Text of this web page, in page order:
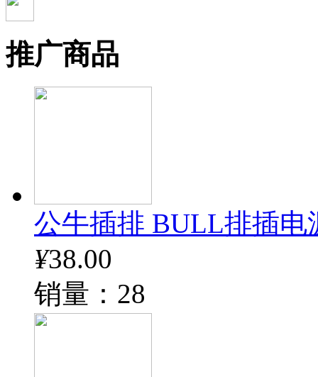
推广商品
公牛插排 BULL排插电
¥38.00
销量：28